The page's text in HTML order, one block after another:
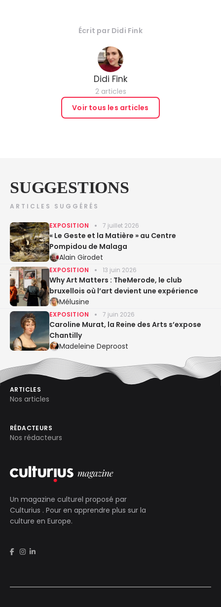
Écrit par Didi Fink
Didi Fink
2 articles
Voir tous les articles
SUGGESTIONS
ARTICLES SUGGÉRÉS
EXPOSITION 7 juillet 2026
« Le Geste et la Matière » au Centre
Pompidou de Malaga
Alain Girodet
EXPOSITION 13 juin 2026
Why Art Matters : TheMerode, le club
bruxellois où l’art devient une expérience
Mélusine
EXPOSITION 7 juin 2026
Caroline Murat, la Reine des Arts s’expose
Chantilly
Madeleine Deproost
Un magazine culturel proposé par
Culturius . Pour en apprendre plus sur la
culture en Europe.
ARTICLES
Nos articles
RÉDACTEURS
Nos rédacteurs